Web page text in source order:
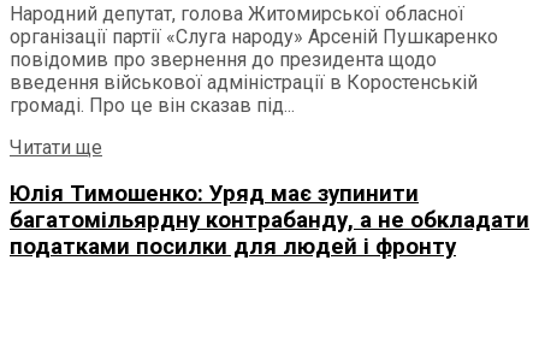
Народний депутат, голова Житомирської обласної
організації партії «Слуга народу» Арсеній Пушкаренко
повідомив про звернення до президента щодо
введення військової адміністрації в Коростенській
громаді. Про це він сказав під...
Читати ще
Юлія Тимошенко: Уряд має зупинити
багатомільярдну контрабанду, а не обкладати
податками посилки для людей і фронту